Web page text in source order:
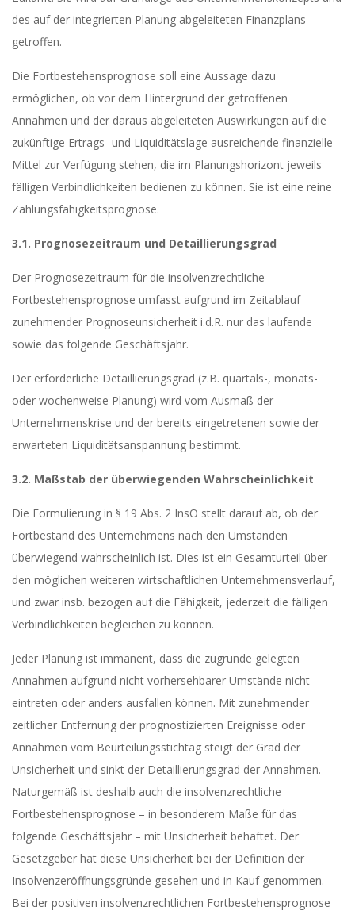
des auf der integrierten Planung abgeleiteten Finanzplans
getroffen.
Die Fortbestehensprognose soll eine Aussage dazu
ermöglichen, ob vor dem Hintergrund der getroffenen
Annahmen und der daraus abgeleiteten Auswirkungen auf die
zukünftige Ertrags- und Liquiditätslage ausreichende finanzielle
Mittel zur Verfügung stehen, die im Planungshorizont jeweils
fälligen Verbindlichkeiten bedienen zu können. Sie ist eine reine
Zahlungsfähigkeitsprognose.
3.1. Prognosezeitraum und Detaillierungsgrad
Der Prognosezeitraum für die insolvenzrechtliche
Fortbestehensprognose umfasst aufgrund im Zeitablauf
zunehmender Prognoseunsicherheit i.d.R. nur das laufende
sowie das folgende Geschäftsjahr.
Der erforderliche Detaillierungsgrad (z.B. quartals-, monats-
oder wochenweise Planung) wird vom Ausmaß der
Unternehmenskrise und der bereits eingetretenen sowie der
erwarteten Liquiditätsanspannung bestimmt.
3.2. Maßstab der überwiegenden Wahrscheinlichkeit
Die Formulierung in § 19 Abs. 2 InsO stellt darauf ab, ob der
Fortbestand des Unternehmens nach den Umständen
überwiegend wahrscheinlich ist. Dies ist ein Gesamturteil über
den möglichen weiteren wirtschaftlichen Unternehmensverlauf,
und zwar insb. bezogen auf die Fähigkeit, jederzeit die fälligen
Verbindlichkeiten begleichen zu können.
Jeder Planung ist immanent, dass die zugrunde gelegten
Annahmen aufgrund nicht vorhersehbarer Umstände nicht
eintreten oder anders ausfallen können. Mit zunehmender
zeitlicher Entfernung der prognostizierten Ereignisse oder
Annahmen vom Beurteilungsstichtag steigt der Grad der
Unsicherheit und sinkt der Detaillierungsgrad der Annahmen.
Naturgemäß ist deshalb auch die insolvenzrechtliche
Fortbestehensprognose – in besonderem Maße für das
folgende Geschäftsjahr – mit Unsicherheit behaftet. Der
Gesetzgeber hat diese Unsicherheit bei der Definition der
Insolvenzeröffnungsgründe gesehen und in Kauf genommen.
Bei der positiven insolvenzrechtlichen Fortbestehensprognose